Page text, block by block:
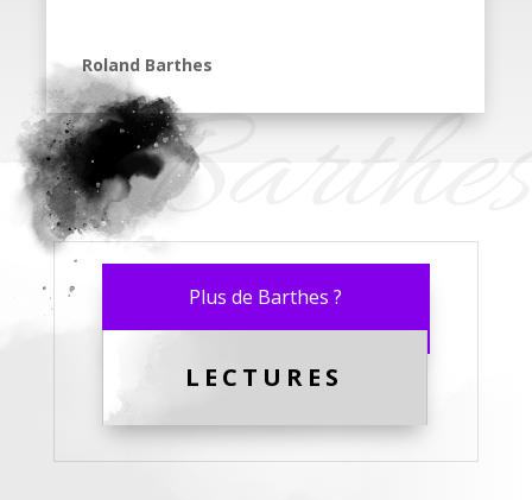
Roland Barthes
Barthes
Plus de Barthes ?
LECTURES